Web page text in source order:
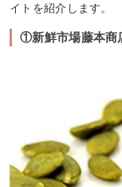
イトを紹介します。
①新鮮市場藤本商